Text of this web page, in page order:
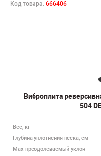
Код товара: 666406
Виброплита
504
Вес, кг
Глубина уплотнения песка, см
Max преодолеваемый уклон